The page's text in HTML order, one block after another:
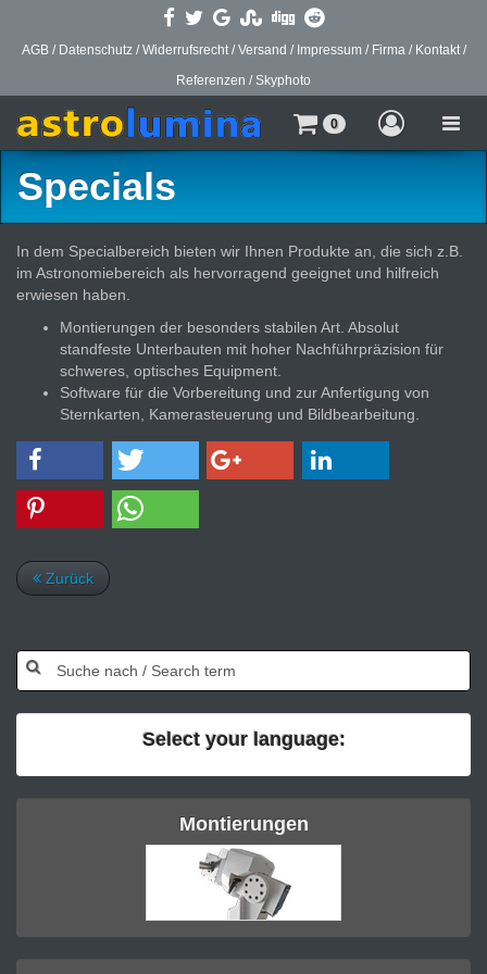
AGB / Datenschutz / Widerrufsrecht / Versand / Impressum / Firma / Kontakt /
Referenzen / Skyphoto
Toggle
0
Specials
In dem Specialbereich bieten wir Ihnen Produkte an, die sich z.B.
im Astronomiebereich als hervorragend geeignet und hilfreich
erwiesen haben.
Montierungen der besonders stabilen Art. Absolut
standfeste Unterbauten mit hoher Nachführpräzision für
schweres, optisches Equipment.
Software für die Vorbereitung und zur Anfertigung von
Sternkarten, Kamerasteuerung und Bildbearbeitung.
Zurück
Select your language:
Montierungen